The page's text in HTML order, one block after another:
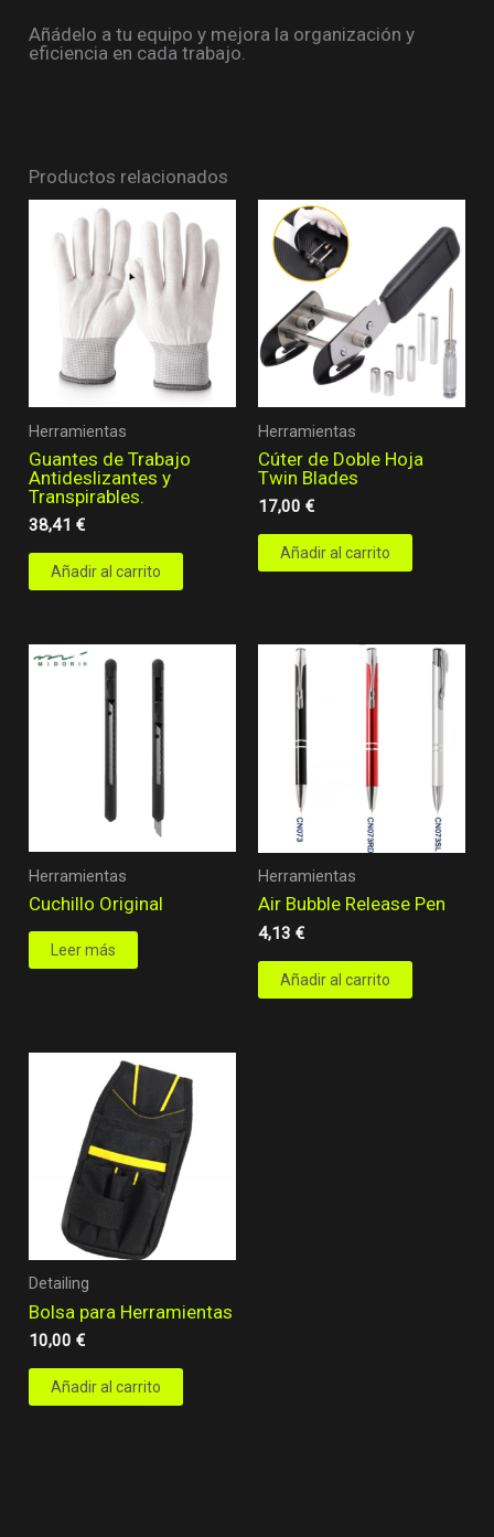
Añádelo a tu equipo y mejora la organización y
eficiencia en cada trabajo.
Productos relacionados
Herramientas
Guantes de Trabajo
Antideslizantes y
Transpirables.
38,41€
Añadir al carrito
Herramientas
Cúter de Doble Hoja
Twin Blades
17,00 €
Añadir al carrito
Herramientas
Cuchillo Original
Leer más
Herramientas
Air Bubble Release Pen
4,13 €
Añadir al carrito
Detailing
Bolsa para Herramientas
10,00€
Añadir al carrito